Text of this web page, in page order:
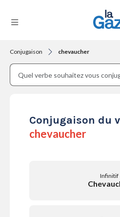
THÉMATIQUES
Conjugaison chevaucher
Conjugaison du
chevaucher
Infinitif